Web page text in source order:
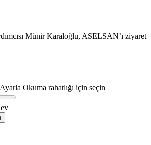
Münir Karaloğlu, ASELSAN’ı ziyaret
Okuma rahatlığı için seçin